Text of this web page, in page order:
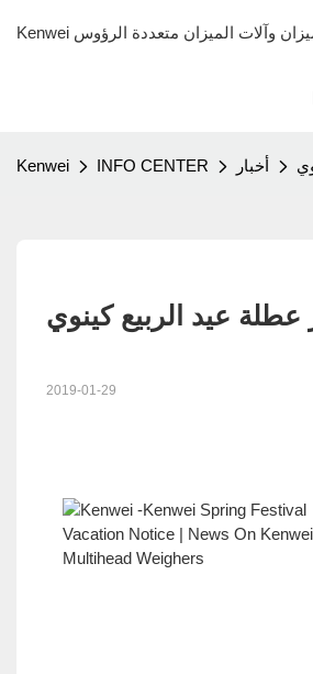
Kenwei INFO CENTER أخبار
عطلة عيد الربيع كينوي
2019-01-29